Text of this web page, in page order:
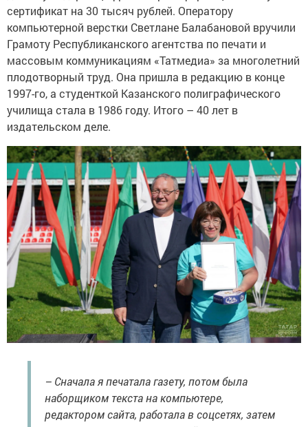
сертификат на 30 тысяч рублей. Оператору
компьютерной верстки Светлане Балабановой вручили
Грамоту Республиканского агентства по печати и
массовым коммуникациям «Татмедиа» за многолетний
плодотворный труд. Она пришла в редакцию в конце
1997-го, а студенткой Казанского полиграфического
училища стала в 1986 году. Итого – 40 лет в
издательском деле.
– Сначала я печатала газету, потом была
наборщиком текста на компьютере,
редактором сайта, работала в соцсетях, затем